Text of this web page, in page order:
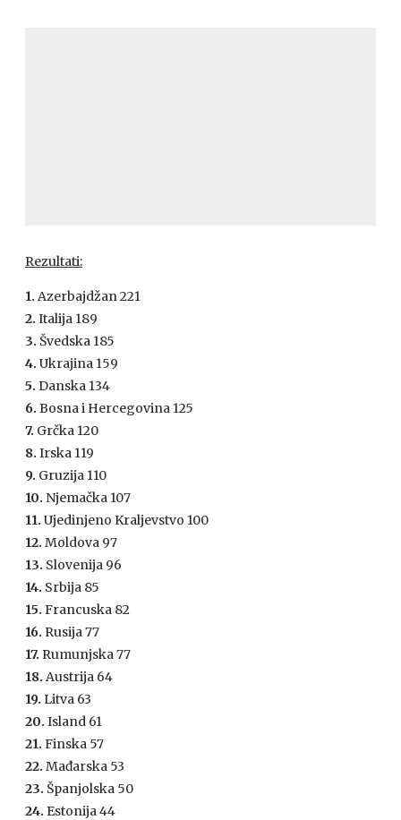
Rezultati:
1. Azerbajdžan 221
2. Italija 189
3. Švedska 185
4. Ukrajina 159
5. Danska 134
6. Bosna i Hercegovina 125
7. Grčka 120
8. Irska 119
9. Gruzija 110
10. Njemačka 107
11. Ujedinjeno Kraljevstvo 100
12. Moldova 97
13. Slovenija 96
14. Srbija 85
15. Francuska 82
16. Rusija 77
17. Rumunjska 77
18. Austrija 64
19. Litva 63
20. Island 61
21. Finska 57
22. Mađarska 53
23. Španjolska 50
24. Estonija 44